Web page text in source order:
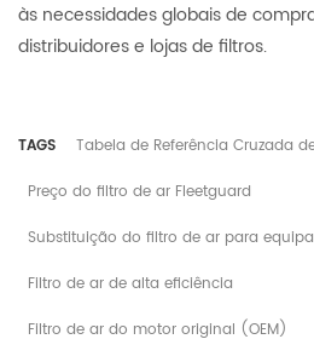
às necessidades globais de
distribuidores e lojas de filtros.
TAGS
Tabela de Referência Cruzada
Preço do filtro de ar Fleetguard
Substituição do filtro de ar para
Filtro de ar de alta eficiência
Filtro de ar do motor original (OEM)